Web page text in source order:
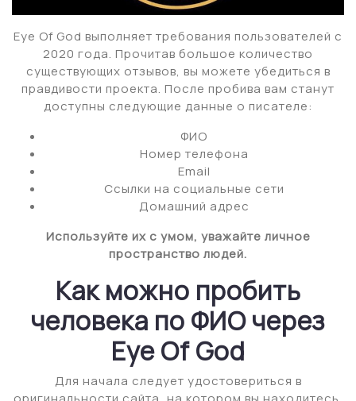
Eye Of God выполняет требования пользователей с
2020 года. Прочитав большое количество
существующих отзывов, вы можете убедиться в
правдивости проекта. После пробива вам станут
доступны следующие данные о писателе:
ФИО
Номер телефона
Email
Ссылки на социальные сети
Домашний адрес
Используйте их с умом, уважайте личное
пространство людей.
Как можно пробить
человека по ФИО через
Eye Of God
Для начала следует удостовериться в